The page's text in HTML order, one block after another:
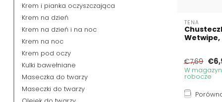
Krem i pianka oczyszczająca
Krem na dzień
Krem na dzień i na noc
Krem na noc
Krem pod oczy
Kulki bawełniane
Maseczka do twarzy
Maseczki do twarzy
TENA
Wetwipe,
€7,69
W
robocze